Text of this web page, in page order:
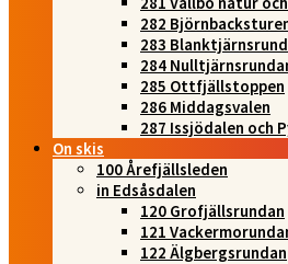
282
283
284
285 Ottfjällstoppen
286 Middagsvalen
287 Issjödalen och
On skis
100 Årefjällsleden
in Edsåsdalen
120 Grofjällsrundan
121
122 Älgbergsrundan